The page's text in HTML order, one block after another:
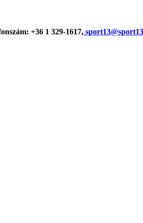
+36 1 329-1617,